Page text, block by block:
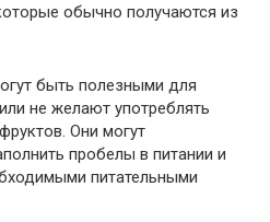
обычно получаются из
быть полезными для
не желают употреблять
Они могут
пробелы в питании и
питательными